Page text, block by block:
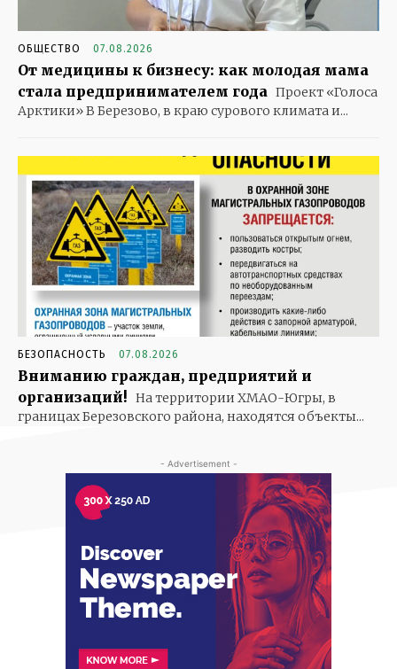
ОБЩЕСТВО 07.08.2026
От медицины к бизнесу: как молодая мама
стала предпринимателем года Проект «Голоса
Арктики» В Березово, в краю сурового климата и...
БЕЗОПАСНОСТЬ 07.08.2026
Вниманию граждан, предприятий и
организаций! На территории ХМАО-Югры, в
границах Березовского района, находятся объекты...
- Advertisement -